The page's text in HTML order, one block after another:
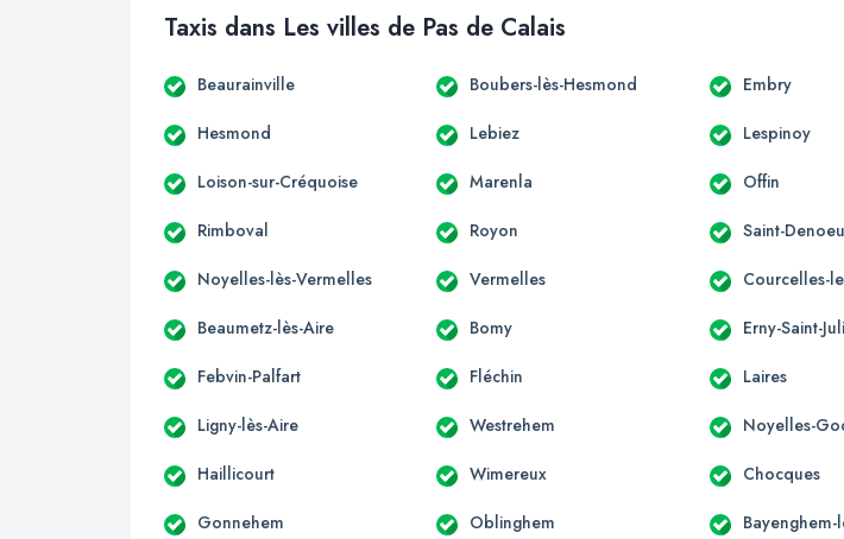
Taxis dans Les villes de Pas de Calais
Beaurainville Boubers-lès-Hesmond Embry
Hesmond Lebiez Lespinoy
Loison-sur-Créquoise Marenla Offin
Rimboval Royon Saint-
Noyelles-lès-Vermelles Vermelles Courcelles-
Beaumetz-lès-Aire Bomy Erny-Saint-
Febvin-Palfart Fléchin Laires
Ligny-lès-Aire Westrehem Noyelles-
Haillicourt Wimereux Chocques
Gonnehem Oblinghem